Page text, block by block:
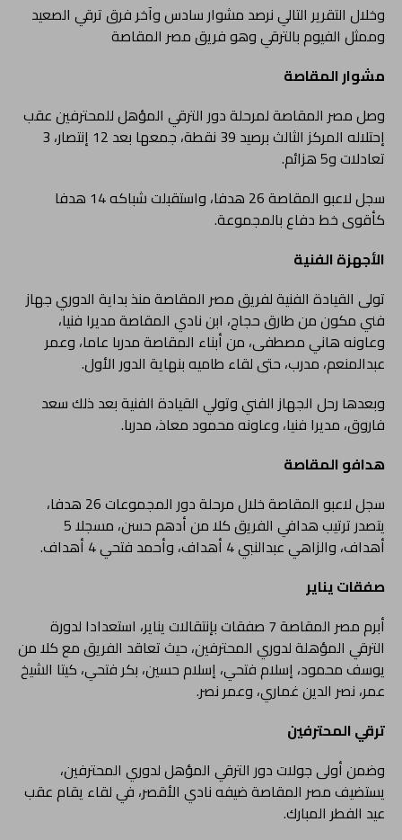
وخلال التقرير التالي نرصد مشوار سادس وآخر فرق ترقي الصعيد
وممثل الفيوم بالترقي وهو فريق مصر المقاصة
مشوار المقاصة
وصل مصر المقاصة لمرحلة دور الترقي المؤهل للمحترفين عقب
إحتلاله المركز الثالث برصيد 39 نقطة، جمعها بعد 12 إنتصار، 3
تعادلات و5 هزائم.
سجل لاعبو المقاصة 26 هدفا، واستقبلت شباكه 14 هدفا
كأقوى خط دفاع بالمجموعة.
الأجهزة الفنية
تولى القيادة الفنية لفريق مصر المقاصة منذ بداية الدوري جهاز
فني مكون من طارق حجاج، ابن نادي المقاصة مديرا فنيا،
وعاونه هاني مصطفى، من أبناء المقاصة مدربا عاما، وعمر
عبدالمنعم، مدرب، حتى لقاء طاميه بنهاية الدور الأول.
وبعدها رحل الجهاز الفني وتولي القيادة الفنية بعد ذلك سعد
فاروق، مديرا فنيا، وعاونه محمود معاذ، مدربا.
هدافو المقاصة
سجل لاعبو المقاصة خلال مرحلة دور المجموعات 26 هدفا،
يتصدر ترتيب هدافي الفريق كلا من أدهم حسن، مسجلا 5
أهداف، والزاهي عبدالنبي 4 أهداف، وأحمد فتحي 4 أهداف.
صفقات يناير
أبرم مصر المقاصة 7 صفقات بإنتقالات يناير، استعدادا لدورة
الترقي المؤهلة لدوري المحترفين، حيث تعاقد الفريق مع كلا من
يوسف محمود، إسلام فتحي، إسلام حسين، بكر فتحي، كيتا الشيخ
عمر، نصر الدين غماري، وعمر نصر.
ترقي المحترفين
وضمن أولى جولات دور الترقي المؤهل لدوري المحترفين،
يستضيف مصر المقاصة ضيفه نادي الأقصر، في لقاء يقام عقب
عيد الفطر المبارك.